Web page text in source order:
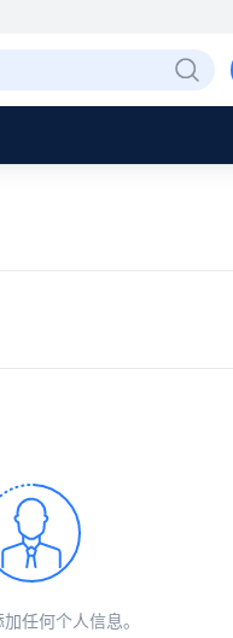
任何个人信息。